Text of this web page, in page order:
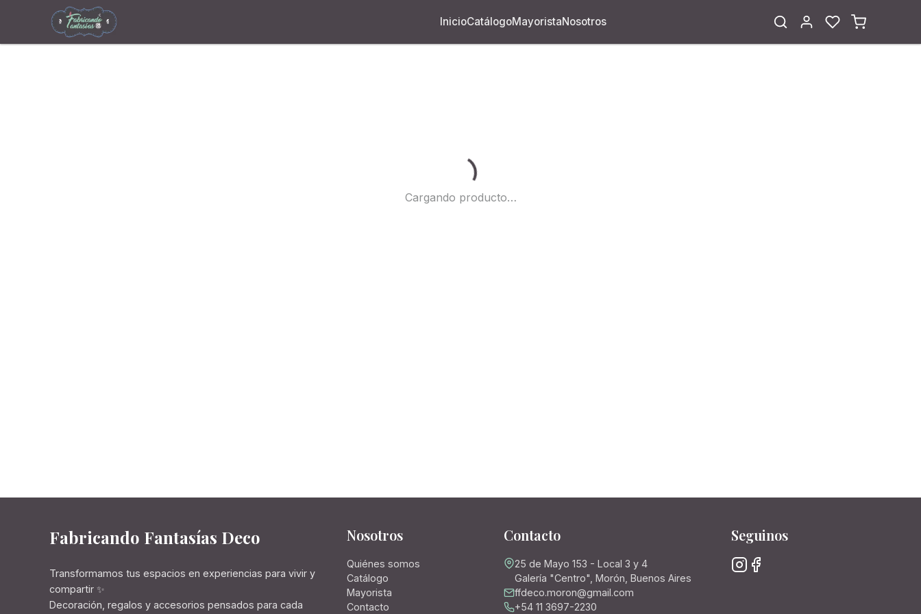
InicioCatálogoMayoristaNosotros
Cargando...
Cargando producto…
Fabricando Fantasías Deco
Transformamos tus espacios en experiencias para vivir y
compartir ✨
Decoración, regalos y accesorios pensados para cada
Nosotros
Quiénes somos
Catálogo
Mayorista
Contacto
Contacto
25 de Mayo 153 - Local 3 y 4
Galería "Centro", Morón, Buenos Aires
ffdeco.moron@gmail.com
+54 11 3697-2230
Seguinos